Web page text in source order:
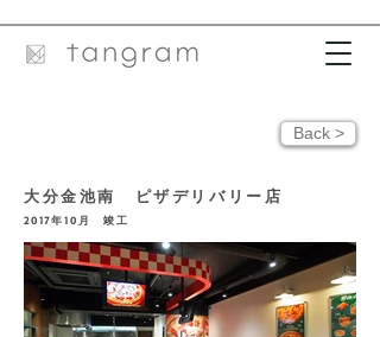
Back >
大分金池南 ピザデリバリー店
2017年10 月 竣工